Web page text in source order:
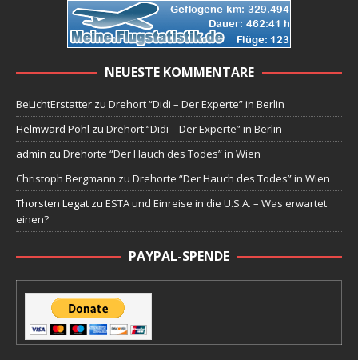
NEUESTE KOMMENTARE
BeLichtErstatter zu Drehort “Didi – Der Experte” in Berlin
Helmward Pohl zu Drehort “Didi – Der Experte” in Berlin
admin zu Drehorte “Der Hauch des Todes” in Wien
Christoph Bergmann zu Drehorte “Der Hauch des Todes” in Wien
Thorsten Legat zu ESTA und Einreise in die U.S.A. – Was erwartet
einen?
PAYPAL-SPENDE